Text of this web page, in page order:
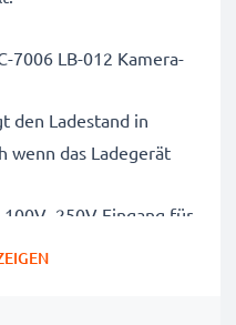
7006 LB-012 Kamera-
den Ladestand in
wenn das Ladegerät
100V–250V Eingang für